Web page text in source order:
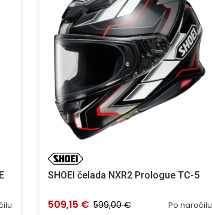
SHOEI čelada NXR2 Prologue TC-5
Po naročilu
509,15 € 599,00 €